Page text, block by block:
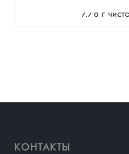
7.78 г
КОНТАКТЫ